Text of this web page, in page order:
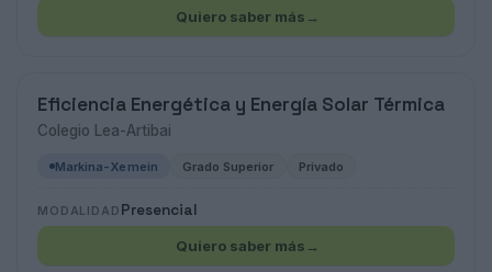
Quiero saber más →
Eficiencia Energética y Energía Solar Térmica
Colegio Lea-Artibai
Markina-Xemein Grado Superior Privado
MODALIDAD Presencial
Quiero saber más →